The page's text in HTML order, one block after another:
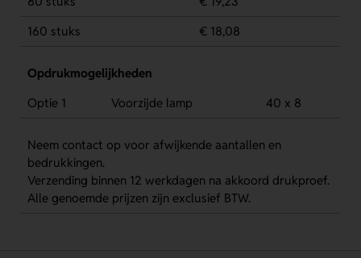
160 stuks
€ 18,08
Opdrukmogelijkheden
Optie 1
Voorzijde lamp 40 x 8
Neem contact op voor afwijkende aantallen en
bedrukkingen.
Verzending binnen 12 werkdagen na akkoord drukproef.
Alle genoemde prijzen zijn exclusief BTW.